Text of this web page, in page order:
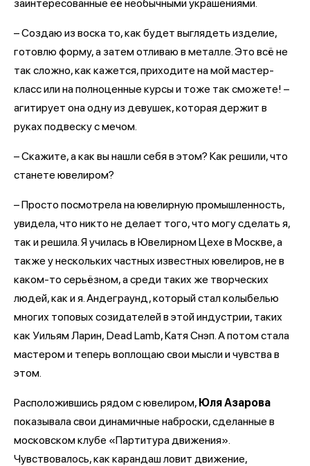
заинтересованные её необычными украшениями.
– Создаю из воска то, как будет выглядеть изделие,
готовлю форму, а затем отливаю в металле. Это всё не
так сложно, как кажется, приходите на мой мастер-
класс или на полноценные курсы и тоже так сможете! –
агитирует она одну из девушек, которая держит в
руках подвеску с мечом.
– Скажите, а как вы нашли себя в этом? Как решили, что
станете ювелиром?
– Просто посмотрела на ювелирную промышленность,
увидела, что никто не делает того, что могу сделать я,
так и решила. Я училась в Ювелирном Цехе в Москве, а
также у нескольких частных известных ювелиров, не в
каком-то серьёзном, а среди таких же творческих
людей, как и я. Андеграунд, который стал колыбелью
многих топовых созидателей в этой индустрии, таких
как Уильям Ларин, Dead Lamb, Катя Снэп. А потом стала
мастером и теперь воплощаю свои мысли и чувства в
этом.
Расположившись рядом с ювелиром, Юля Азарова
показывала свои динамичные наброски, сделанные в
московском клубе «Партитура движения».
Чувствовалось, как карандаш ловит движение,